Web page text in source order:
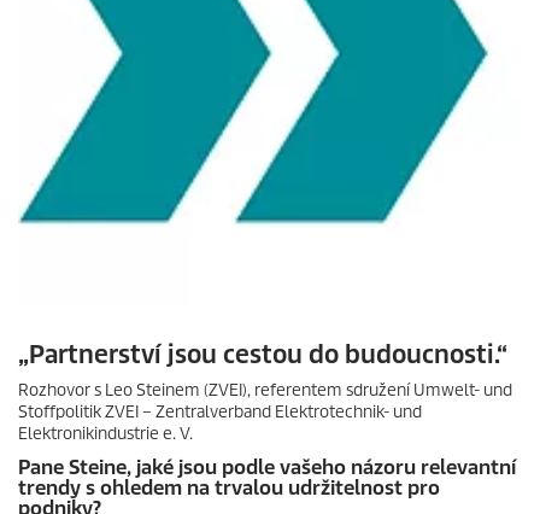
„Partnerství jsou cestou do budoucnosti.“
Rozhovor s Leo Steinem (ZVEI), referentem sdružení Umwelt- und
Stoffpolitik ZVEI – Zentralverband Elektrotechnik- und
Elektronikindustrie e. V.
Pane Steine, jaké jsou podle vašeho názoru relevantní
trendy s ohledem na trvalou udržitelnost pro
podniky?